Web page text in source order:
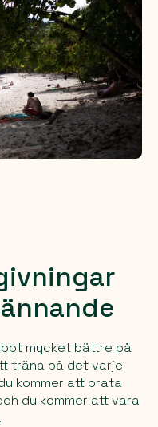
mycket bättre på
träna på det varje
kommer att prata
du kommer att vara